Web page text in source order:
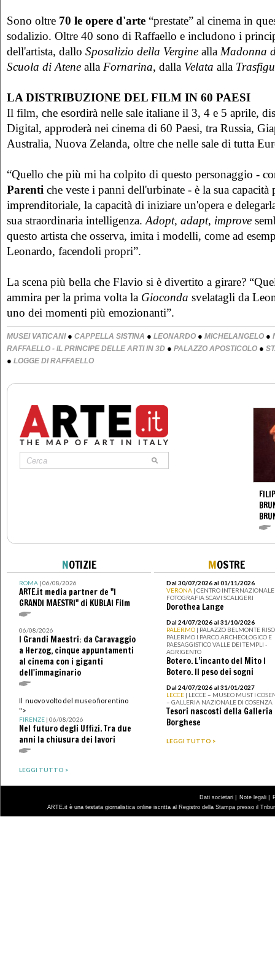
Sono oltre 70 le opere d'arte “prestate” al cinema in
sodalizio. Oltre 40 sono di Raffaello e includono i
dell'artista, dallo Sposalizio della Vergine alla Madonna
Scuola di Atene alla Fornarina, dalla Velata alla
LA DISTRIBUZIONE DEL FILM IN 60 PAESI
Il film, che esordirà nelle sale italiane il 3, 4 e 5 aprile,
Digital, approderà nei cinema di 60 Paesi, tra Russia,
Australia, Nuova Zelanda, oltre che nelle sale di tutta
“Quello che più mi ha colpito di questo personaggio -
Parenti che veste i panni dell'urbinate - è la sua capacità
imprenditoriale, la capacità di iniziare un'opera e
sua straordinaria intelligenza.Adopt, adapt, improve
questo artista che osserva, imita i modelli, come ad
Leonardo, facendoli propri”.
La scena più bella che Flavio si è divertito a girare?
ammira per la prima volta la Gioconda svelatagli da
uno dei momenti più emozionanti”.
MUSEI VATICANI● CAPPELLA SISTINA ● LEONARDO ● MICHELANGELO ●
RAFFAELLO - IL PRINCIPE DELLE ARTI IN 3D ● PALAZZO APOSTICOLO ●
● LOGGE DI RAFFAELLO
NOTIZIE
ROMA | 06/08/2026
ARTE.it media partner de "I
GRANDI MAESTRI" di KUBLAI Film
06/08/2026
I Grandi Maestri: da Caravaggio
a Herzog, cinque appuntamenti
al cinema con i giganti
dell'immaginario
Il nuovo volto del museo fiorentino
">
FIRENZE | 06/08/2026
Nel futuro degli Uffizi. Tra due
anni la chiusura dei lavori
LEGGI TUTTO >
MOSTRE
Dal 30/07/2026 al 01/11/2026
VERONA | CENTRO
FOTOGRAFIA SCAVI SCALIGERI
Dorothea Lange
Dal 24/07/2026 al 31/10/2026
PALERMO | PALAZZO BELMONTE
PALERMO I PARCO ARCHEOLOGICO E
PAESAGGISTICO VALLE DEI TEMPLI -
AGRIGENTO
Botero. L’incanto del Mito I
Botero. Il peso dei sogni
Dal 24/07/2026 al 31/01/2027
LECCE | LECCE – MUSEO MUST I
– GALLERIA NAZIONALE DI COSENZA
Tesori nascosti della Galleria
Borghese
LEGGI TUTTO >
Dati societari | Note legali |
ARTE.it è una testata giornalistica online iscritta al Registro della Stampa presso il